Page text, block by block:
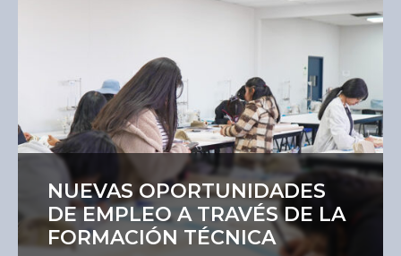
NUEVAS OPORTUNIDADES
DE EMPLEO A TRAVÉS DE LA
FORMACIÓN TÉCNICA